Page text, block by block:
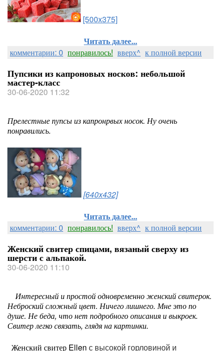
[500x375]
Читать далее...
комментарии: 0 понравилось! вверх^ к полной версии
Пупсики из капроновых носков: небольшой
мастер-класс
30-06-2020 11:32
Прелестные пупсы из капронрвых носок. Ну очень
понравились.
[640x432]
Читать далее...
комментарии: 0 понравилось! вверх^ к полной версии
Женский свитер спицами, вязаный сверху из
шерсти с альпакой.
30-06-2020 11:10
Интересный и простой одновременно женский свитерок.
Неброский сложный цвет. Ничего лишнего. Мне это по
душе. Не беда, что нет подробного описания и выкроек.
Свитер легко связать, глядя на картинки.
Женский свитер Ellen с высокой горловиной и